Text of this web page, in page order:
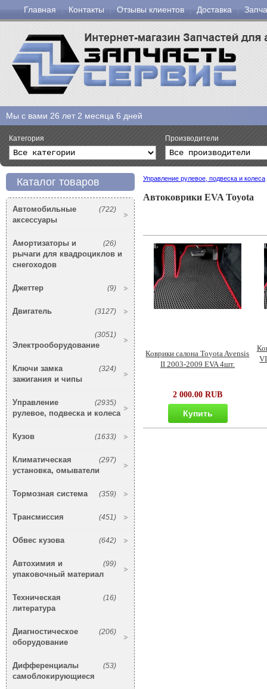
Главная Контакты Отзывы клиентов Доставка
Мы с вами 26 лет 2 месяца 6 дней
Категория Производители
Каталог товаров
(722)
Автомобильные
аксессуары
(26)
Амортизаторы и
рычаги для квадроциклов и
снегоходов
(9)
Джеттер
(3127)
Двигатель
(3051)
Электрооборудование
(324)
Ключи замка
зажигания и чипы
(2935)
Управление
рулевое, подвеска и колеса
(1633)
Кузов
(297)
Климатическая
установка, омыватели
(359)
Тормозная система
(451)
Трансмиссия
(642)
Обвес кузова
(99)
Автохимия и
упаковочный материал
(16)
Техническая
литература
(206)
Диагностическое
оборудование
(53)
Дифференциалы
самоблокирующиеся
Управление рулевое, подвеска и колеса
Автоковрики EVA Toyota
Коврики салона Toyota Avensis
II 2003-2009 EVA 4шт.
2 000.00 RUB
Купить